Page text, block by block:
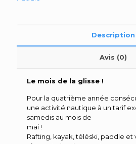
Description
Avis (0)
Le mois de la glisse !
Pour la quatrième année
une activité nautique à un tarif
samedis au mois de
mai !
Rafting, kayak, téléski, paddle et